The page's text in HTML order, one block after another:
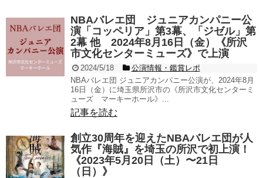
NBAバレエ団 ジュニアカンパニー公
演「コッペリア」第3幕、「ジゼル」第
2幕 他 2024年8月16日（金）《所沢
市文化センターミューズ》で上演
2024/5/18
公演情報・鑑賞レポ
NBAバレエ団 ジュニアカンパニー公演が、2024年8月
16日（金）に埼玉県所沢市の《所沢市文化センターミ
ューズ マーキーホール》...
記事を読む
創立30周年を迎えたNBAバレエ団が人
気作『海賊』を埼玉の所沢で初上演！
《2023年5月20日（土）〜21日
（日）》